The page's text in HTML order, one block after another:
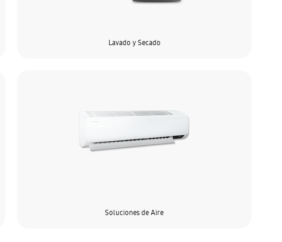
Lavado y Secado
Soluciones de Aire